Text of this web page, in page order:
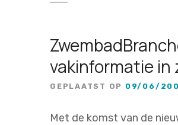
vakinformatie in
GEPLAATST OP 09/06/
Met de komst van de